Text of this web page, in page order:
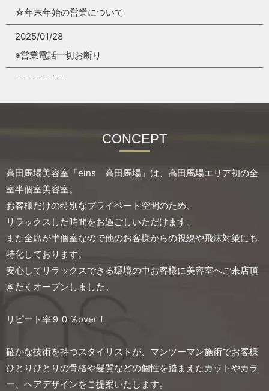
☆年末年始の営業について
2025/01/28
※営業電話一切お断り
2024/05/31
CONCEPT
高田馬場美容室「eins 高田馬場」は、 高田馬場エリア初の全
室半個室美容室。
お客様だけの特別なプライベート空間のため、
リラックスした時間をお過ごしいただけます。
また全席が半個室なので他のお客様からの視線や飛沫対策にも
特化しております。
安心してリラックスできる環境の中お客様に美容室へご来店頂
きたくオープンしました。
リピート率９０％over！
確かな技術を持つスタイリストが、マンツーマン施術でお客様
ひとりひとりの骨格や髪質などの個性を踏まえたカットやカラ
ー、ヘアデザインをご提案いたします。